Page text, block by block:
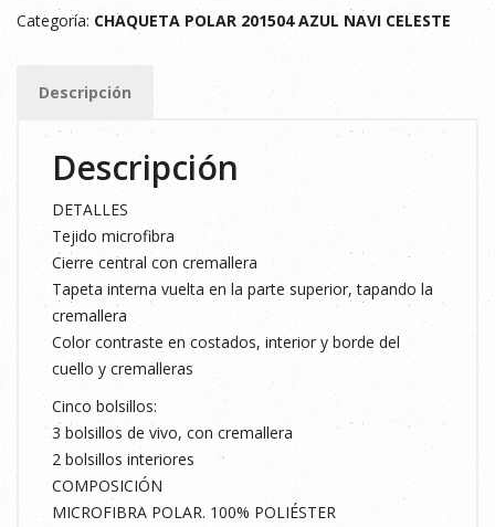
201504
2XL
cantidad
Categoría: CHAQUETA POLAR 201504 AZUL NAVI CELESTE
Descripción
Descripción
DETALLES
Tejido microfibra
Cierre central con cremallera
Tapeta interna vuelta en la parte superior, tapando la
cremallera
Color contraste en costados, interior y borde del
cuello y cremalleras
Cinco bolsillos:
3 bolsillos de vivo, con cremallera
2 bolsillos interiores
COMPOSICIÓN
MICROFIBRA POLAR. 100% POLIÉSTER